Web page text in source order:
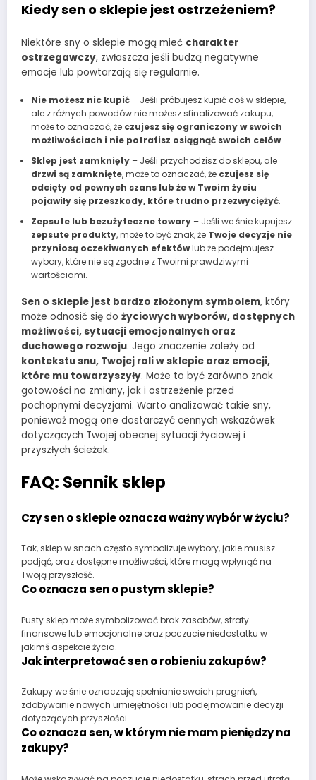
Kiedy sen o sklepie jest ostrzeżeniem?
Niektóre sny o sklepie mogą mieć charakter
ostrzegawczy, zwłaszcza jeśli budzą negatywne
emocje lub powtarzają się regularnie.
Nie możesz nic kupić– Jeśli próbujesz kupić coś w sklepie,
ale z różnych powodów nie możesz sfinalizować zakupu,
może to oznaczać, że czujesz się ograniczony w swoich
możliwościach i nie potrafisz osiągnąć swoich celów.
Sklep jest zamknięty– Jeśli przychodzisz do sklepu, ale
drzwi są zamknięte, może to oznaczać, że czujesz się
odcięty od pewnych szans lub że w Twoim życiu
pojawiły się przeszkody, które trudno przezwyciężyć.
Zepsute lub bezużyteczne towary– Jeśli we śnie kupujesz
zepsute produkty, może to być znak, że Twoje decyzje nie
przyniosą oczekiwanych efektówlub że podejmujesz
wybory, które nie są zgodne z Twoimi prawdziwymi
wartościami.
Sen o sklepie jest bardzo złożonym symbolem, który
może odnosić się do życiowych wyborów, dostępnych
możliwości, sytuacji emocjonalnych oraz
duchowego rozwoju. Jego znaczenie zależy od
kontekstu snu, Twojej roli w sklepie oraz emocji,
które mu towarzyszyły. Może to być zarówno znak
gotowości na zmiany, jak i ostrzeżenie przed
pochopnymi decyzjami. Warto analizować takie sny,
ponieważ mogą one dostarczyć cennych wskazówek
dotyczących Twojej obecnej sytuacji życiowej i
przyszłych ścieżek.
FAQ: Sennik sklep
Czy sen o sklepie oznacza ważny wybór w życiu?
Tak, sklep w snach często symbolizuje wybory, jakie musisz
podjąć, oraz dostępne możliwości, które mogą wpłynąć na
Twoją przyszłość.
Co oznacza sen o pustym sklepie?
Pusty sklep może symbolizować brak zasobów, straty
finansowe lub emocjonalne oraz poczucie niedostatku w
jakimś aspekcie życia.
Jak interpretować sen o robieniu zakupów?
Zakupy we śnie oznaczają spełnianie swoich pragnień,
zdobywanie nowych umiejętności lub podejmowanie decyzji
dotyczących przyszłości.
Co oznacza sen, w którym nie mam pieniędzy na
zakupy?